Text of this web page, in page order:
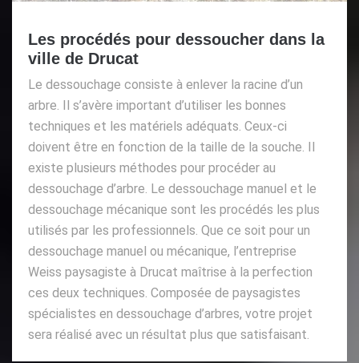
Les procédés pour dessoucher dans la
ville de Drucat
Le dessouchage consiste à enlever la racine d’un
arbre. Il s’avère important d’utiliser les bonnes
techniques et les matériels adéquats. Ceux-ci
doivent être en fonction de la taille de la souche. Il
existe plusieurs méthodes pour procéder au
dessouchage d’arbre. Le dessouchage manuel et le
dessouchage mécanique sont les procédés les plus
utilisés par les professionnels. Que ce soit pour un
dessouchage manuel ou mécanique, l’entreprise
Weiss paysagiste à Drucat maîtrise à la perfection
ces deux techniques. Composée de paysagistes
spécialistes en dessouchage d’arbres, votre projet
sera réalisé avec un résultat plus que satisfaisant.